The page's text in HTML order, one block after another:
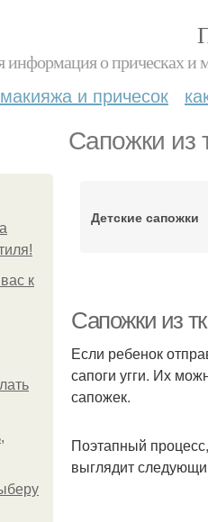
информация о прическах и
и причесок
Сапожки из
к
Детские сапожки
Сапожки из
Если ребенок
сапоги угги. Их
сапожек.
Поэтапный
выглядит